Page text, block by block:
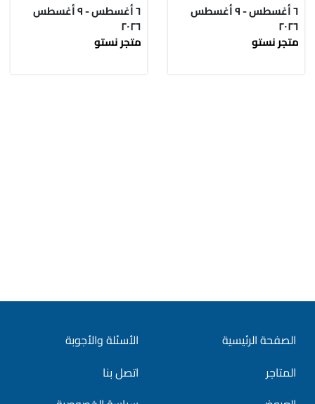
٦ أغسطس - ٩ أغسطس
٢٠٢٦
متجر نستو
٦ أغسطس - ٩ أغسطس
٢٠٢٦
متجر نستو
الصفحة الرئيسية
المتاجر
الأسئلة والأجوبة
اتصل بنا